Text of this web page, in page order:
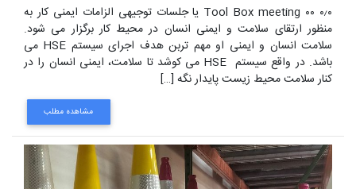
۰٫۰ ۰۰ Tool Box meeting یا جلسات توجیهی الزامات ایمنی کار به
منظور ارتقای سلامت و ایمنی انسان در محیط کار برگزار می شود.
سلامت انسان و ایمنی او مهم تربن هدف اجرای سیستم HSE می
باشد. در واقع سیستم HSE می کوشد تا سلامت، ایمنی انسان را در
کنار سلامت محیط زیست پایدار نگه […]
مشاهده مطلب